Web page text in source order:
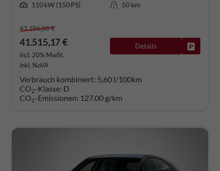
110 kW (150 PS)
50 km
43.196,06 €
41.515,17 €
incl. 20% MwSt.
inkl. NoVA
Details
Verbrauch kombiniert: 5,60 l/100km
CO2-Klasse: D
CO2-Emissionen: 127,00 g/km